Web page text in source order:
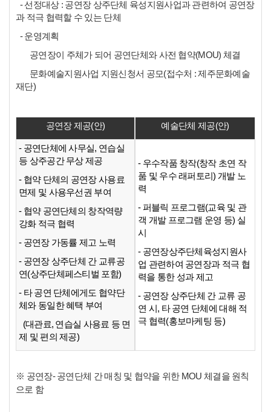
- 선정대상 : 공연장 상주단체 육성지원사업과 관련하여 공연장
과 적극 협력할 수 있는 단체
- 운영계획
공연장이 주체가 되어 공연단체와 사전 협약(MOU) 체결
문화예술지원사업 지원신청서 공모(접수처 : 제주문화예술
재단)
공연장 제공(안) 예술단체 제공(안)
- 공연단체에 사무실, 연습실
등 상주공간 무상 제공
- 협약 단체의 공연장 사용료
면제 및 사용우선권 부여
- 협약 공연단체의 창작역량
강화 적극 협력
- 공연장 가동률 제고 노력
- 공연장 상주단체 간 교류공
연(상주단체페스티벌 포함)
- 타 공연 단체에게도 협약단
체와 동일한 혜택 부여
(대관료, 연습실 사용료 등 면
제 및 편의 제공)
- 우수작품 창작(창작 초연 작
품 및 우수 래퍼토리) 개발 노
력
- 퍼블릭 프로그램(교육 및 관
객 개발 프로그램 운영 등) 실
시
- 공연장상주단체육성지원사
업 관련하여 공연장과 적극 협
력을 통한 성과 제고
- 공연장 상주단체 간 교류 공
연 시, 타 공연 단체에 대해 적
극 협력(홍보마케팅 등)
※ 공연장- 공연단체 간 매칭 및 협약을 위한 MOU 체결을 원칙
으로 함